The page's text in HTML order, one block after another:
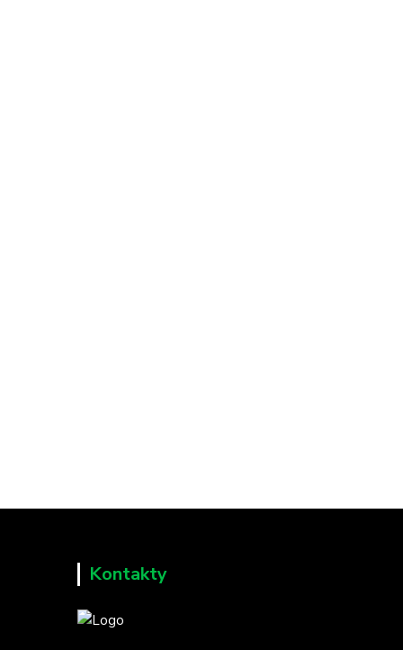
Kontakty